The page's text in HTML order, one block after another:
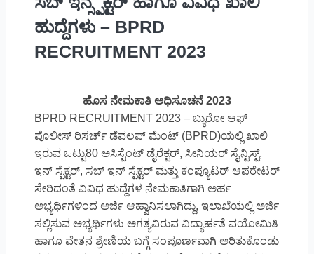
ಹುದ್ದೆಗಳು – BPRD
RECRUITMENT 2023
ಹೊಸ ನೇಮಕಾತಿ ಅಧಿಸೂಚನೆ 2023
BPRD RECRUITMENT 2023 – ಬ್ಯುರೋ ಆಫ್
ಪೊಲೀಸ್ ರಿಸರ್ಚ್ ಡೆವಲಪ್ ಮೆಂಟ್ (BPRD)ಯಲ್ಲಿ ಖಾಲಿ
ಇರುವ ಒಟ್ಟು80 ಅಸಿಸ್ಟೆಂಟ್ ಡೈರೆಕ್ಟರ್, ಸೀನಿಯರ್ ಸೈನ್ಟಿಸ್ಟ್,
ಇನ್ ಸ್ಪೆಕ್ಟರ್, ಸಬ್ ಇನ್ ಸ್ಪೆಕ್ಟರ್ ಮತ್ತು ಕಂಪ್ಯೂಟರ್ ಆಪರೇಟರ್
ಸೇರಿದಂತೆ ವಿವಿಧ ಹುದ್ದೆಗಳ ನೇಮಕಾತಿಗಾಗಿ ಅರ್ಹ
ಅಭ್ಯರ್ಥಿಗಳಿಂದ ಅರ್ಜಿ ಆಹ್ವಾನಿಸಲಾಗಿದ್ದು, ಇಲಾಖೆಯಲ್ಲಿ ಅರ್ಜಿ
ಸಲ್ಲಿಸುವ ಅಭ್ಯರ್ಥಿಗಳು ಅಗತ್ಯವಿರುವ ವಿದ್ಯಾರ್ಹತೆ ವಯೋಮಿತಿ
ಹಾಗೂ ವೇತನ ಶ್ರೇಣಿಯ ಬಗ್ಗೆ ಸಂಪೂರ್ಣವಾಗಿ ಅರಿತುಕೊಂಡು